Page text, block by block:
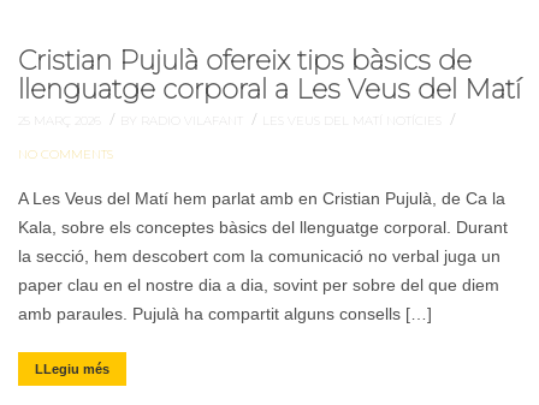
Cristian Pujulà ofereix tips bàsics de
llenguatge corporal a Les Veus del Matí
25 MARÇ 2026 / BY RADIO VILAFANT / LES VEUS DEL MATÍ NOTÍCIES /
NO COMMENTS
A Les Veus del Matí hem parlat amb en Cristian Pujulà, de Ca la
Kala, sobre els conceptes bàsics del llenguatge corporal. Durant
la secció, hem descobert com la comunicació no verbal juga un
paper clau en el nostre dia a dia, sovint per sobre del que diem
amb paraules. Pujulà ha compartit alguns consells […]
LLegiu més